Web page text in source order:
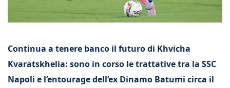
Continua a tenere banco il futuro di Khvicha
Kvaratskhelia: sono in corso le trattative tra la SSC
Napoli e l’entourage dell’ex Dinamo Batumi circa il